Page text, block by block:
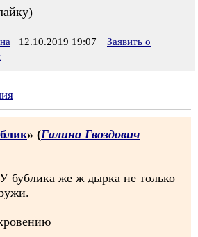
12.10.2019 19:07
Заявить о
» (Галина Гвоздович
бублика же ж дырка не только